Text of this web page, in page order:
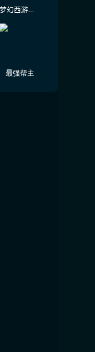
梦幻西游（大陆服）
最强帮主